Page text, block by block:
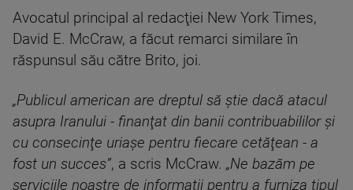
Avocatul principal al redacţiei New York Times,
David E. McCraw, a făcut remarci similare în
răspunsul său către Brito, joi.
„Publicul american are dreptul să ştie dacă atacul
asupra Iranului - finanţat din banii contribuabililor şi
cu consecinţe uriaşe pentru fiecare cetăţean - a
fost un succes”, a scris McCraw. „Ne bazăm pe
serviciile noastre de informaţii pentru a furniza tipul